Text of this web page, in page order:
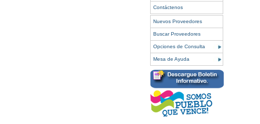
Contáctenos
Nuevos Proveedores
Buscar Proveedores
Opciones de Consulta
Mesa de Ayuda